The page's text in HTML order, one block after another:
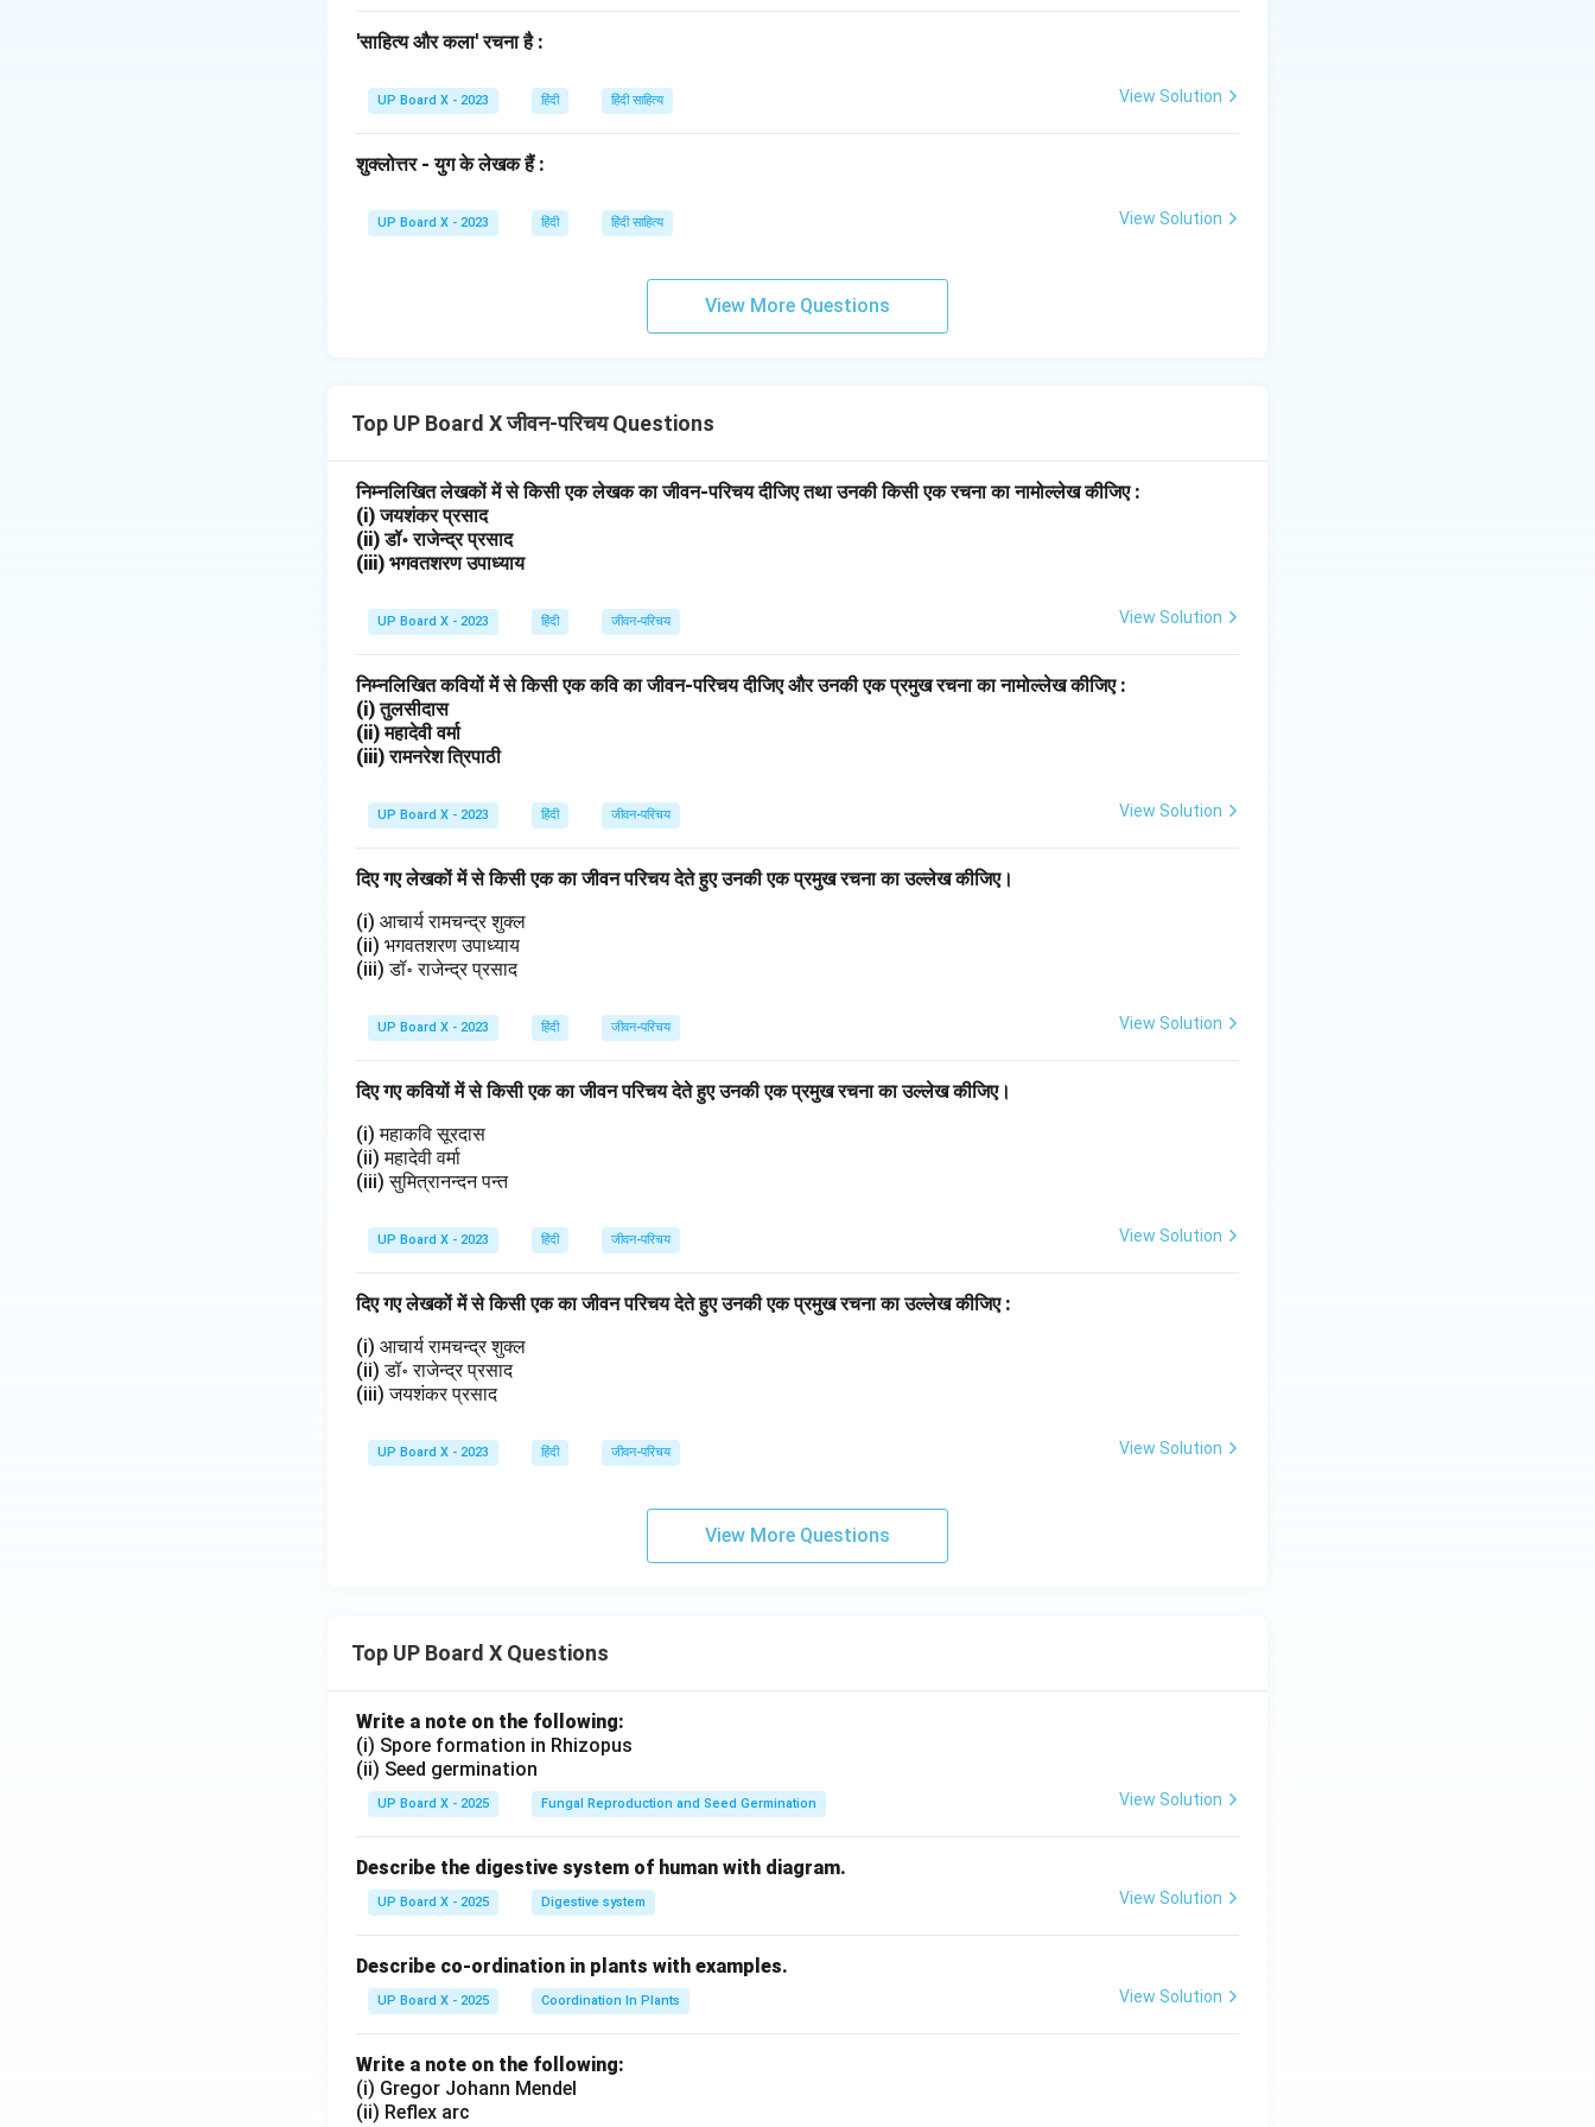
'साहित्य और कला' रचना है :
UP Board X - 2023 हिंदी हिंदी साहित्य View Solution
शुक्लोत्तर - युग के लेखक हैं :
UP Board X - 2023 हिंदी हिंदी साहित्य View Solution
View More Questions
Top UP Board X जीवन-परिचय Questions
निम्नलिखित लेखकों में से किसी एक लेखक का जीवन-परिचय दीजिए तथा उनकी किसी एक रचना का नामोल्लेख कीजिए :
(i) जयशंकर प्रसाद
(ii) डॉ॰ राजेन्द्र प्रसाद
(iii) भगवतशरण उपाध्याय
UP Board X - 2023 हिंदी जीवन-परिचय View Solution
निम्नलिखित कवियों में से किसी एक कवि का जीवन-परिचय दीजिए और उनकी एक प्रमुख रचना का नामोल्लेख कीजिए :
(i) तुलसीदास
(ii) महादेवी वर्मा
(iii) रामनरेश त्रिपाठी
UP Board X - 2023 हिंदी जीवन-परिचय View Solution
दिए गए लेखकों में से किसी एक का जीवन परिचय देते हुए उनकी एक प्रमुख रचना का उल्लेख कीजिए।
(i) आचार्य रामचन्द्र शुक्ल
(ii) भगवतशरण उपाध्याय
(iii) डॉ॰ राजेन्द्र प्रसाद
UP Board X - 2023 हिंदी जीवन-परिचय View Solution
दिए गए कवियों में से किसी एक का जीवन परिचय देते हुए उनकी एक प्रमुख रचना का उल्लेख कीजिए।
(i) महाकवि सूरदास
(ii) महादेवी वर्मा
(iii) सुमित्रानन्दन पन्त
UP Board X - 2023 हिंदी जीवन-परिचय View Solution
दिए गए लेखकों में से किसी एक का जीवन परिचय देते हुए उनकी एक प्रमुख रचना का उल्लेख कीजिए :
(i) आचार्य रामचन्द्र शुक्ल
(ii) डॉ॰ राजेन्द्र प्रसाद
(iii) जयशंकर प्रसाद
UP Board X - 2023 हिंदी जीवन-परिचय View Solution
View More Questions
Top UP Board X Questions
Write a note on the following:
(i) Spore formation in Rhizopus
(ii) Seed germination
UP Board X - 2025 Fungal Reproduction and Seed Germination View Solution
Describe the digestive system of human with diagram.
UP Board X - 2025 Digestive system View Solution
Describe co-ordination in plants with examples.
UP Board X - 2025 Coordination In Plants View Solution
Write a note on the following:
(i) Gregor Johann Mendel
(ii) Reflex arc